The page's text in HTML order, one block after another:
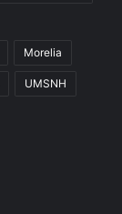
Morelia
UMSNH